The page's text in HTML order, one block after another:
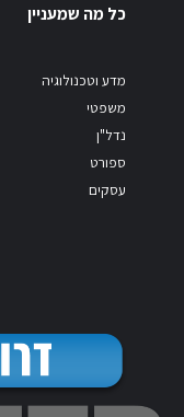
כל מה שמעניין
מדע וטכנולוגיה
משפטי
נדל"ן
ספורט
עסקים